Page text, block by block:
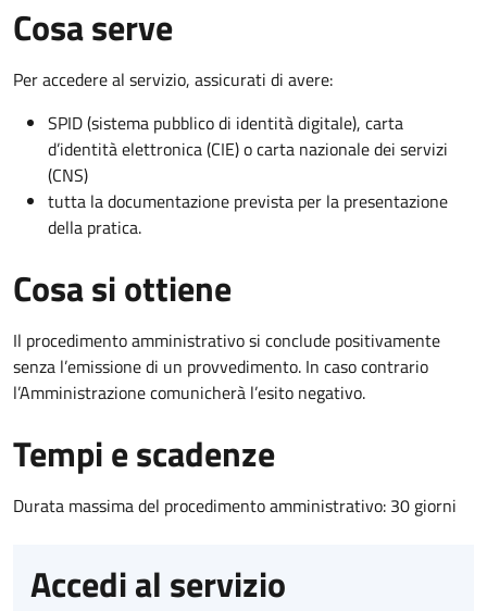
Cosa serve
Per accedere al servizio, assicurati di avere:
SPID (sistema pubblico di identità digitale), carta
d’identità elettronica (CIE) o carta nazionale dei servizi
(CNS)
tutta la documentazione prevista per la presentazione
della pratica.
Cosa si ottiene
Il procedimento amministrativo si conclude positivamente
senza l’emissione di un provvedimento. In caso contrario
l’Amministrazione comunicherà l’esito negativo.
Tempi e scadenze
Durata massima del procedimento amministrativo: 30 giorni
Accedi al servizio